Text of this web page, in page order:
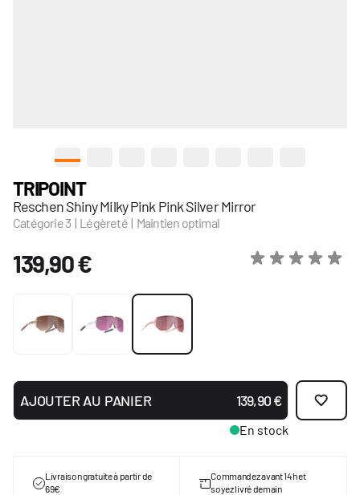
TRIPOINT
Reschen Shiny Milky Pink Pink Silver Mirror
Catégorie 3 | Légèreté | Maintien optimal
139,90 €
AJOUTER AU PANIER 139,90 €
En stock
Livraison gratuite à partir de
69€
Commandez avant 14h et
soyez livré demain